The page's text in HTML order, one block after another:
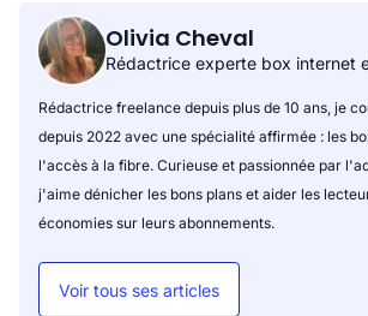
Olivia Cheval
Rédactrice experte box internet
Rédactrice freelance depuis plus de 10 ans, je
depuis 2022 avec une spécialité affirmée : les
l'accès à la fibre. Curieuse et passionnée par
j'aime dénicher les bons plans et aider les
économies sur leurs abonnements.
Voir tous ses articles